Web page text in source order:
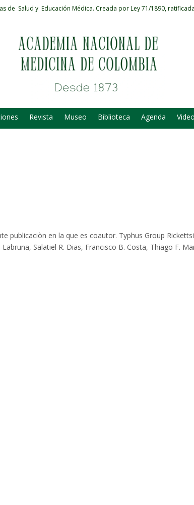
de Salud y Educación Médica. Creada por Ley 71/1890,
Revista Museo Biblioteca Agenda
publicaciòn en la que es coautor. Typhus Group
Salatiel R. Dias, Francisco B. Costa, Thiago F.